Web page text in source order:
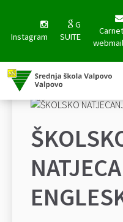
Instagram
G
SUITE
Carnet
webmail